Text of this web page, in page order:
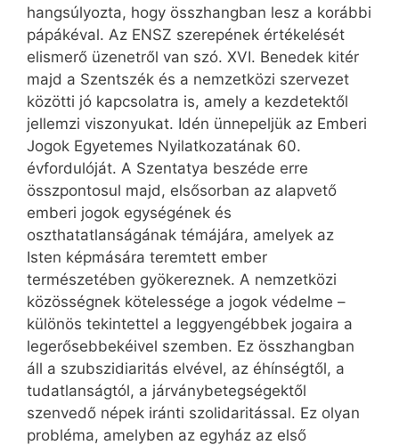
hangsúlyozta, hogy összhangban lesz a korábbi
pápákéval. Az ENSZ szerepének értékelését
elismerő üzenetről van szó. XVI. Benedek kitér
majd a Szentszék és a nemzetközi szervezet
közötti jó kapcsolatra is, amely a kezdetektől
jellemzi viszonyukat. Idén ünnepeljük az Emberi
Jogok Egyetemes Nyilatkozatának 60.
évfordulóját. A Szentatya beszéde erre
összpontosul majd, elsősorban az alapvető
emberi jogok egységének és
oszthatatlanságának témájára, amelyek az
Isten képmására teremtett ember
természetében gyökereznek. A nemzetközi
közösségnek kötelessége a jogok védelme –
különös tekintettel a leggyengébbek jogaira a
legerősebbekéivel szemben. Ez összhangban
áll a szubszidiaritás elvével, az éhínségtől, a
tudatlanságtól, a járványbetegségektől
szenvedő népek iránti szolidaritással. Ez olyan
probléma, amelyben az egyház az első